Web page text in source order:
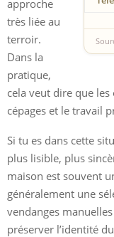
approche
très liée au
terroir.
Dans la
pratique,
cela veut dire que
cépages et le travail
Si tu es dans cette
plus lisible, plus
maison est souvent
généralement une
vendanges
préserver l’identité